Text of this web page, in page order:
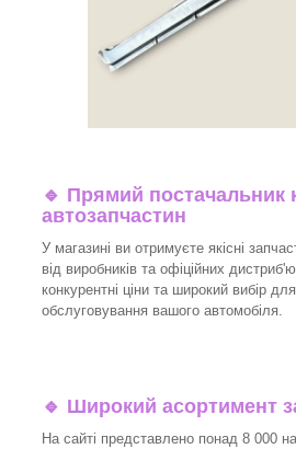
🔹 Прямий постачальник
автозапчастин
У магазині ви отримуєте якісні
від виробників та офіційних
конкурентні ціни та широкий вибір
обслуговування вашого автомобіля.
🔹 Широкий асортимент
На сайті представлено понад 8 000